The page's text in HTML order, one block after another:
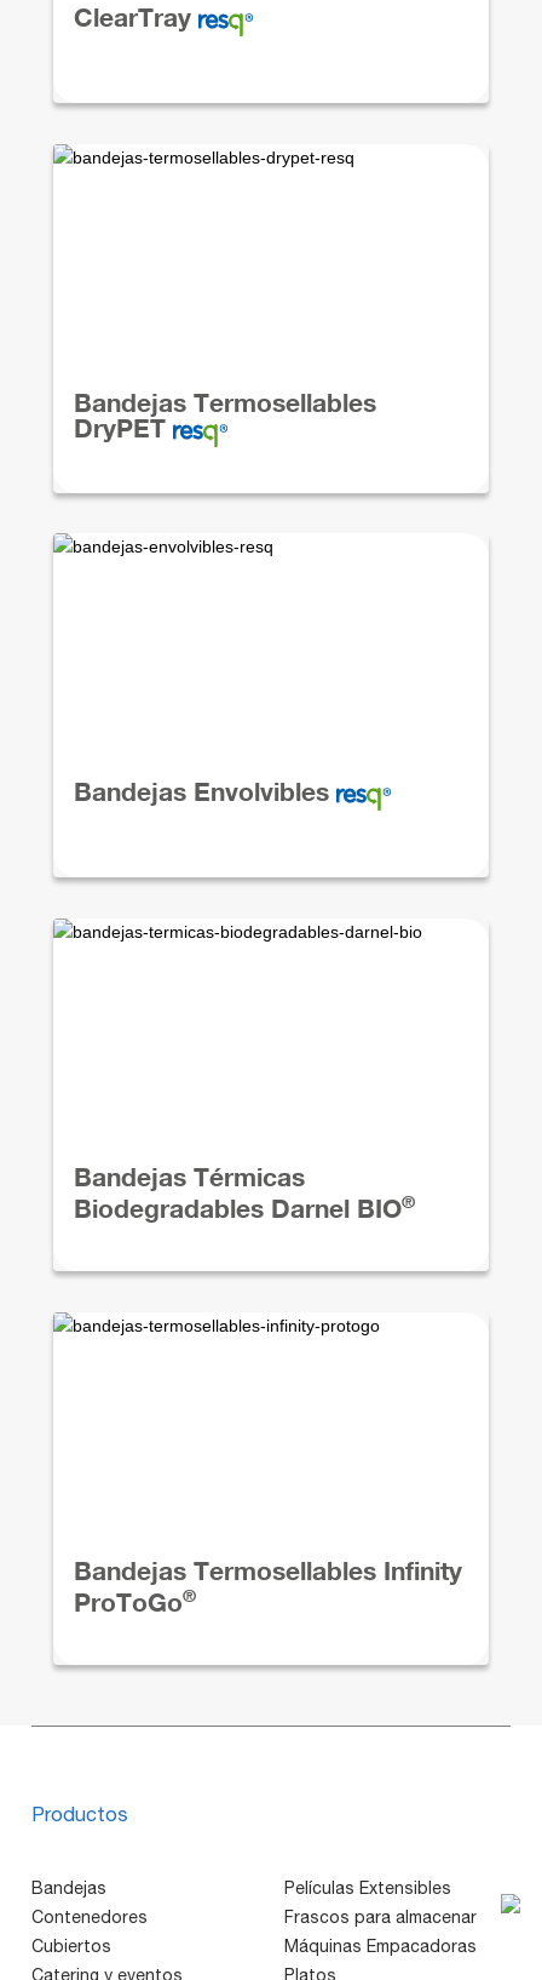
ClearTray
Bandejas Termosellables
DryPET
Bandejas Envolvibles
Bandejas Térmicas
Biodegradables Darnel BIO®
Bandejas Termosellables Infinity
ProToGo®
Productos
Bandejas
Contenedores
Cubiertos
Catering y eventos
Películas Extensibles
Frascos para almacenar
Máquinas Empacadoras
Platos